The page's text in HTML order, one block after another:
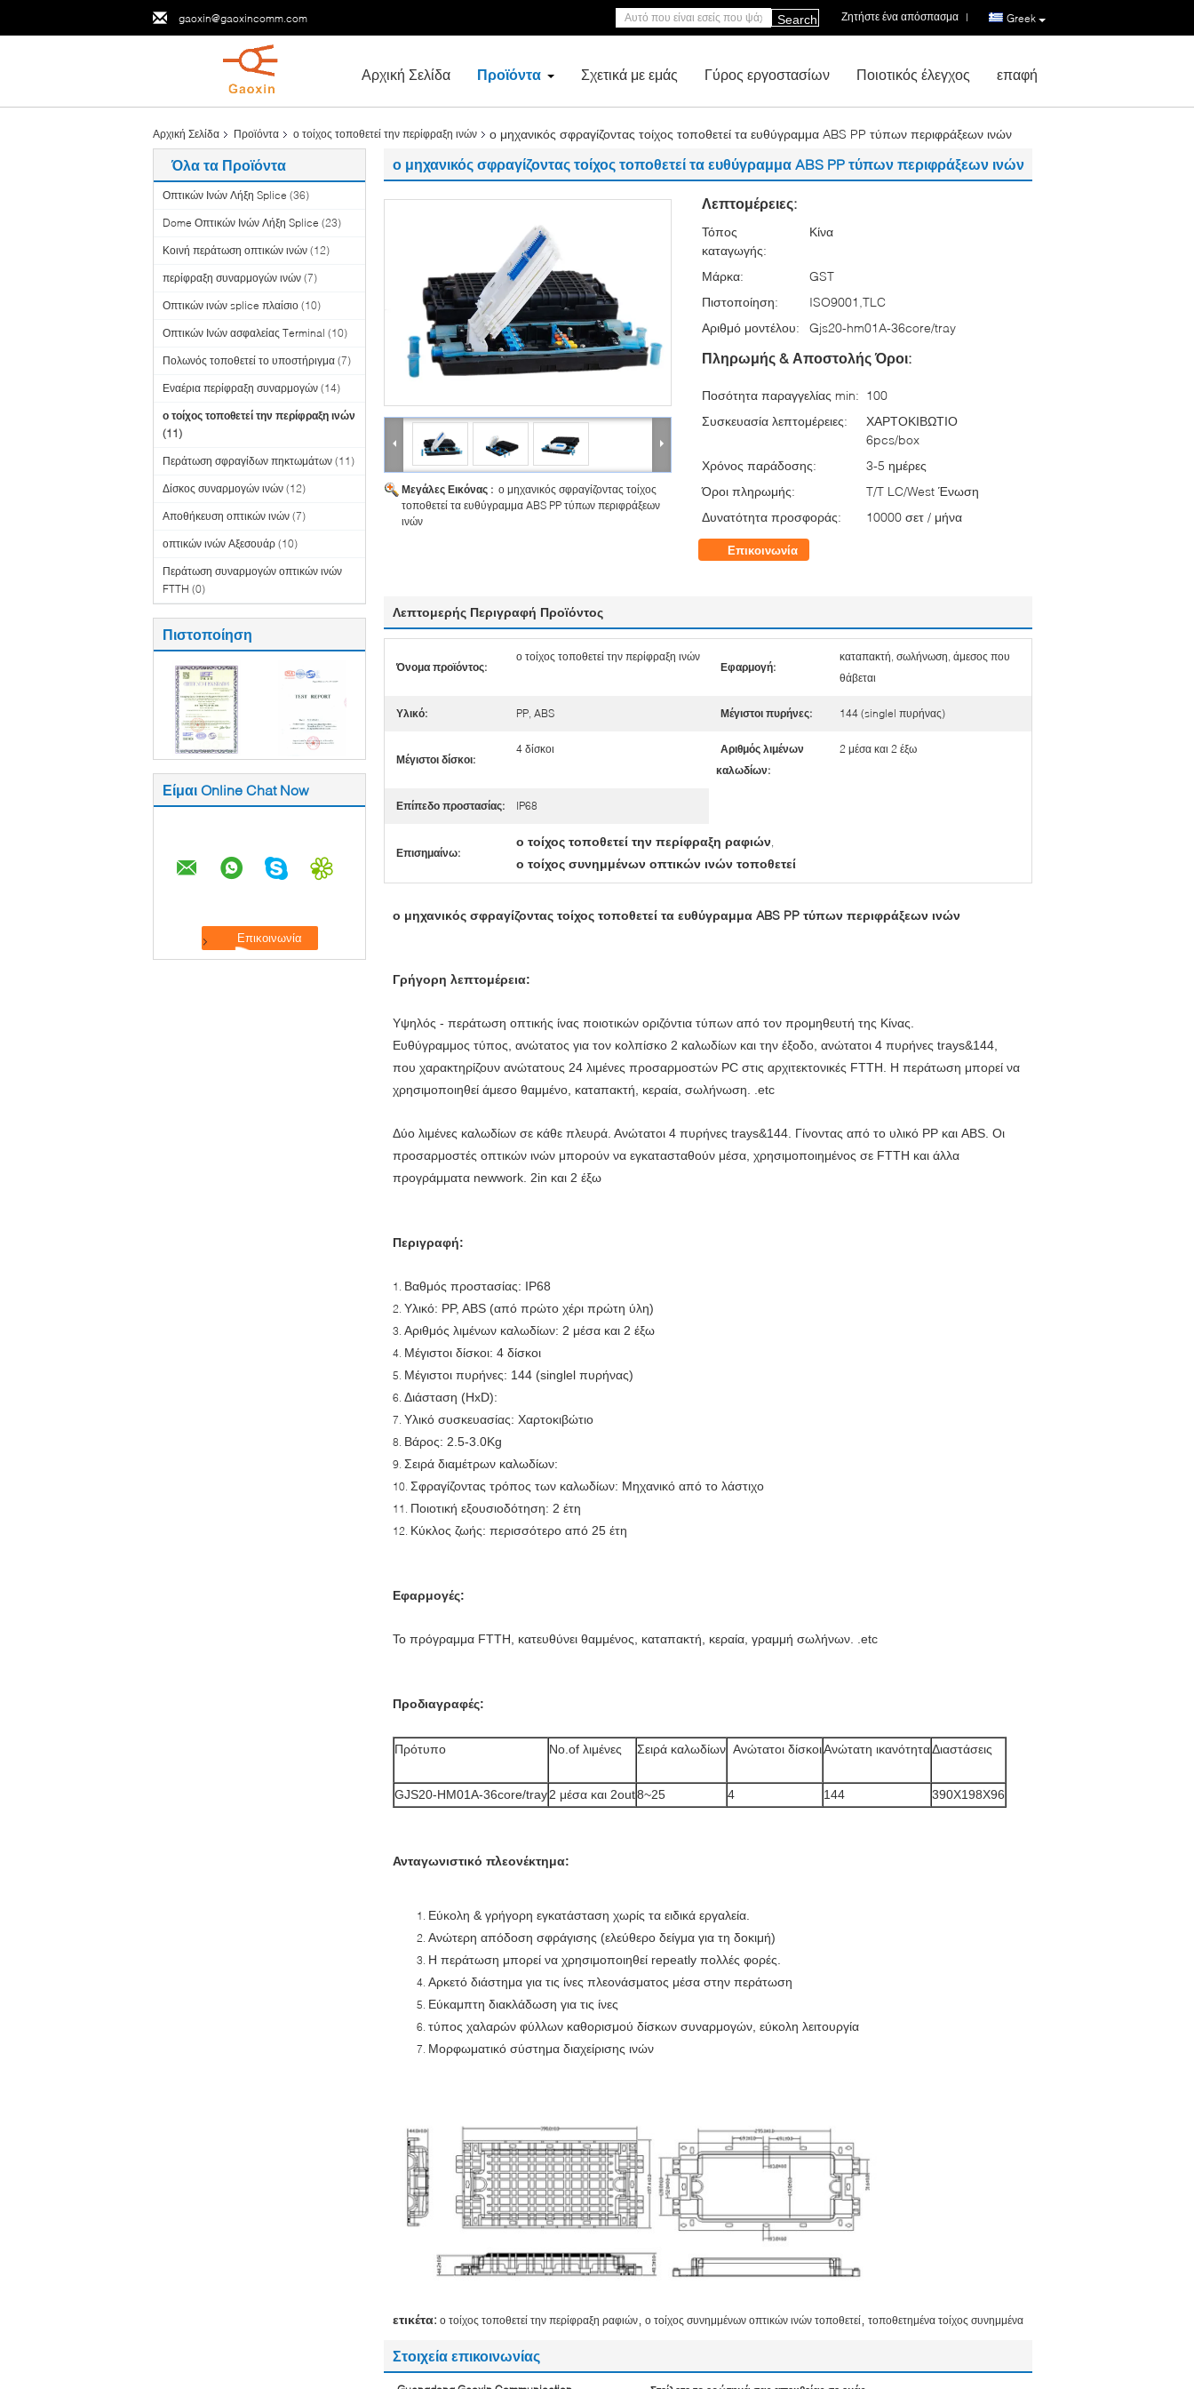
gaoxin@gaoxincomm.com Greek
Ζητήστε ένα απόσπασμα |
Search
Αρχική Σελίδα Προϊόντα Σχετικά με εμάς Γύρος εργοστασίων Ποιοτικός έλεγχος επαφή
Αρχική Σελίδα Προϊόντα ο τοίχος τοποθετεί την περίφραξη ινών ο μηχανικός σφραγίζοντας τοίχος τοποθετεί τα ευθύγραμμα ABS PP τύπων περιφράξεων ινών
Όλα τα Προϊόντα
Οπτικών Ινών Λήξη Splice (36)
Dome Οπτικών Ινών Λήξη Splice (23)
Κοινή περάτωση οπτικών ινών (12)
περίφραξη συναρμογών ινών (7)
Οπτικών ινών splice πλαίσιο (10)
Οπτικών Ινών ασφαλείας Terminal (10)
Πολωνός τοποθετεί το υποστήριγμα (7)
Εναέρια περίφραξη συναρμογών (14)
ο τοίχος τοποθετεί την περίφραξη ινών
(11)
Περάτωση σφραγίδων πηκτωμάτων (11)
Δίσκος συναρμογών ινών (12)
Αποθήκευση οπτικών ινών (7)
οπτικών ινών Αξεσουάρ (10)
Περάτωση συναρμογών οπτικών ινών
FTTH (0)
Πιστοποίηση
Είμαι Online Chat Now
ο μηχανικός σφραγίζοντας τοίχος τοποθετεί τα ευθύγραμμα ABS PP τύπων περιφράξεων ινών
Μεγάλες Εικόνας : ο μηχανικός σφραγίζοντας τοίχος
τοποθετεί τα ευθύγραμμα ABS PP τύπων περιφράξεων
ινών
Λεπτομέρειες:
Τόπος
καταγωγής:
Κίνα
Μάρκα:
GST
Πιστοποίηση:
ISO9001,TLC
Αριθμό μοντέλου:
Gjs20-hm01A-36core/tray
Πληρωμής & Αποστολής Όροι:
Ποσότητα παραγγελίας min: 100
Συσκευασία λεπτομέρειες:
ΧΑΡΤΟΚΙΒΩΤΙΟ
6pcs/box
Χρόνος παράδοσης:
3-5 ημέρες
Όροι πληρωμής:
T/T LC/West Ένωση
Δυνατότητα προσφοράς:
10000 σετ / μήνα
Επικοινωνία
Λεπτομερής Περιγραφή Προϊόντος
Όνομα προϊόντος:
ο τοίχος τοποθετεί την περίφραξη ινών
Εφαρμογή:
καταπακτή, σωλήνωση, άμεσος που
θάβεται
Υλικό: PP, ABS Μέγιστοι πυρήνες: 144 (singlel πυρήνας)
Μέγιστοι δίσκοι:
4 δίσκοι
Αριθμός λιμένων
καλωδίων:
2 μέσα και 2 έξω
Επίπεδο προστασίας: IP68
Επισημαίνω:
ο τοίχος τοποθετεί την περίφραξη ραφιών,
ο τοίχος συνημμένων οπτικών ινών τοποθετεί
ο μηχανικός σφραγίζοντας τοίχος τοποθετεί τα ευθύγραμμα ABS PP τύπων περιφράξεων ινών
Γρήγορη λεπτομέρεια:
Υψηλός - περάτωση οπτικής ίνας ποιοτικών οριζόντια τύπων από τον προμηθευτή της Κίνας.
Ευθύγραμμος τύπος, ανώτατος για τον κολπίσκο 2 καλωδίων και την έξοδο, ανώτατοι 4 πυρήνες trays&144,
που χαρακτηρίζουν ανώτατους 24 λιμένες προσαρμοστών PC στις αρχιτεκτονικές FTTH. Η περάτωση μπορεί να
χρησιμοποιηθεί άμεσο θαμμένο, καταπακτή, κεραία, σωλήνωση. .etc
Δύο λιμένες καλωδίων σε κάθε πλευρά. Ανώτατοι 4 πυρήνες trays&144. Γίνοντας από το υλικό PP και ABS. Οι
προσαρμοστές οπτικών ινών μπορούν να εγκατασταθούν μέσα, χρησιμοποιημένος σε FTTH και άλλα
προγράμματα newwork. 2in και 2 έξω
Περιγραφή:
1. Βαθμός προστασίας: IP68
2. Υλικό: PP, ABS (από πρώτο χέρι πρώτη ύλη)
3. Αριθμός λιμένων καλωδίων: 2 μέσα και 2 έξω
4. Μέγιστοι δίσκοι: 4 δίσκοι
5. Μέγιστοι πυρήνες: 144 (singlel πυρήνας)
6. Διάσταση (HxD):
7. Υλικό συσκευασίας: Χαρτοκιβώτιο
8. Βάρος: 2.5-3.0Kg
9. Σειρά διαμέτρων καλωδίων:
10. Σφραγίζοντας τρόπος των καλωδίων: Μηχανικό από το λάστιχο
11. Ποιοτική εξουσιοδότηση: 2 έτη
12. Κύκλος ζωής: περισσότερο από 25 έτη
Εφαρμογές:
Το πρόγραμμα FTTH, κατευθύνει θαμμένος, καταπακτή, κεραία, γραμμή σωλήνων. .etc
Προδιαγραφές:
Πρότυπο No.of λιμένες Σειρά καλωδίων Ανώτατοι δίσκοιΑνώτατη ικανότηταΔιαστάσεις
GJS20-HM01A-36core/tray2 μέσα και 2out8~25 4 144 390X198X96
Ανταγωνιστικό πλεονέκτημα:
Εύκολη & γρήγορη εγκατάσταση χωρίς τα ειδικά εργαλεία.
Ανώτερη απόδοση σφράγισης (ελεύθερο δείγμα για τη δοκιμή)
Η περάτωση μπορεί να χρησιμοποιηθεί repeatly πολλές φορές.
Αρκετό διάστημα για τις ίνες πλεονάσματος μέσα στην περάτωση
Εύκαμπτη διακλάδωση για τις ίνες
τύπος χαλαρών φύλλων καθορισμού δίσκων συναρμογών, εύκολη λειτουργία
Μορφωματικό σύστημα διαχείρισης ινών
ετικέτα: ο τοίχος τοποθετεί την περίφραξη ραφιών ο τοίχος συνημμένων οπτικών ινών τοποθετεί τοποθετημένα τοίχος συνημμένα
Στοιχεία επικοινωνίας